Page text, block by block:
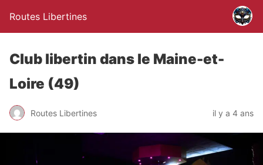
Routes Libertines
Club libertin dans le Maine-et-
Loire (49)
Routes Libertines il y a 4 ans